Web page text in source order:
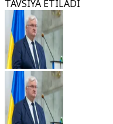
TAVSIYA ETILADI